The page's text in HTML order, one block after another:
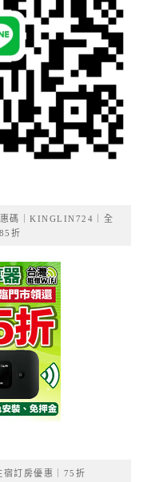
碼｜KINGLIN724｜全
折
宿訂房優惠｜75折